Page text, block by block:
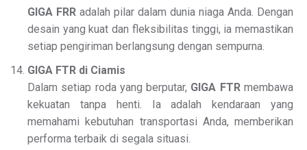
GIGA FRR adalah pilar dalam dunia niaga Anda. Dengan
desain yang kuat dan fleksibilitas tinggi, ia memastikan
setiap pengiriman berlangsung dengan sempurna.
GIGA FTR di Ciamis
Dalam setiap roda yang berputar, GIGA FTRmembawa
kekuatan tanpa henti. Ia adalah kendaraan yang
memahami kebutuhan transportasi Anda, memberikan
performa terbaik di segala situasi.